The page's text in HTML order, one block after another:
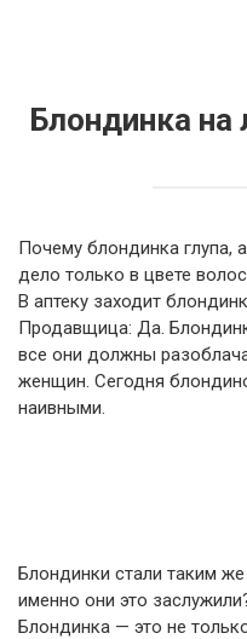
Блондинка на
Почему блондинка глупа,
дело только в цвете
В аптеку заходит
Продавщица: Да.
все они должны
женщин. Сегодня
наивными.
Блондинки стали таким
именно они это
Блондинка — это не